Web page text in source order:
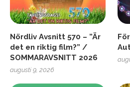
Nördliv Avsnitt 570 – ”Är
det en riktig film?” /
SOMMARAVSNITT 2026
augusti 9, 2026